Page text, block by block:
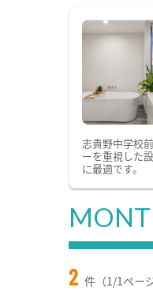
志貴野中学校
ーを重視した
に最適です。
2 件（1/1ページ